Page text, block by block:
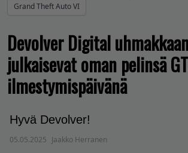
Grand Theft Auto VI
Devolver Digital
julkaisevat oman pelinsä
ilmestymispäivänä
Hyvä Devolver!
05.05.2025 Jaakko Herranen